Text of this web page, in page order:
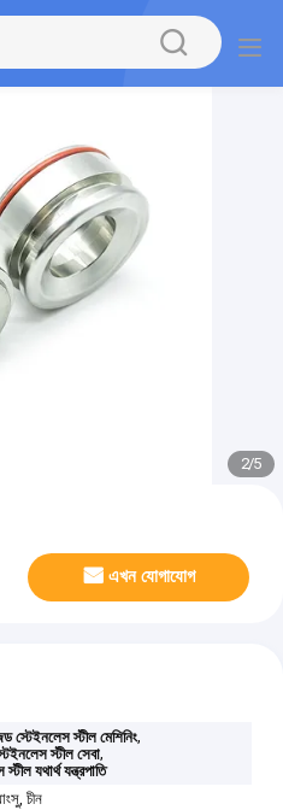
2/5
এখন যোগাযোগ
স্টেইনলেস স্টীল মেশিনিং,
স্টীল সেবা,
যথার্থ যন্ত্রপাতি
চীন